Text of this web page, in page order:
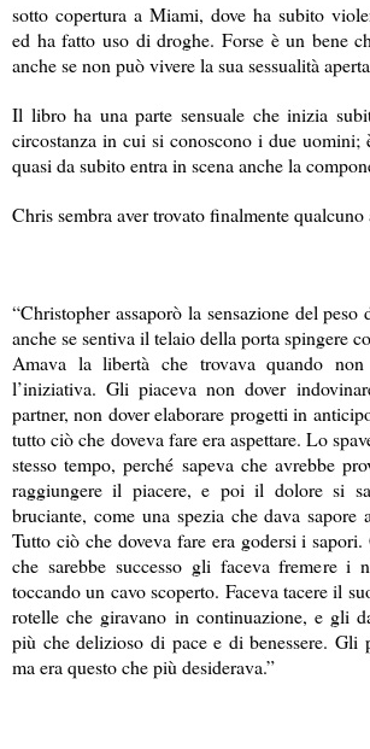
sotto copertura a Miami, dove ha subito
ed ha fatto uso di droghe. Forse è un bene
anche se non può vivere la sua sessualità
Il libro ha una parte sensuale che inizia
circostanza in cui si conoscono i due uomini;
quasi da subito entra in scena anche la
Chris sembra aver trovato finalmente
“Christopher assaporò la sensazione del
anche se sentiva il telaio della porta spingere
Amava la libertà che trovava quando
l’iniziativa. Gli piaceva non dover
partner, non dover elaborare progetti in
tutto ciò che doveva fare era aspettare. Lo
stesso tempo, perché sapeva che avrebbe
raggiungere il piacere, e poi il dolore si
bruciante, come una spezia che dava sapore
Tutto ciò che doveva fare era godersi i
che sarebbe successo gli faceva fremere i
toccando un cavo scoperto. Faceva tacere il
rotelle che giravano in continuazione, e gli
più che delizioso di pace e di benessere. Gli
ma era questo che più desiderava.”